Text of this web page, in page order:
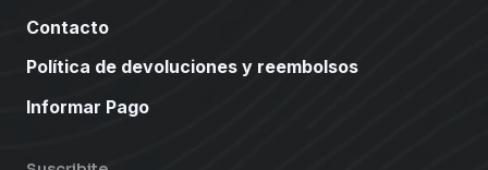
Contacto
Política de devoluciones y reembolsos
Informar Pago